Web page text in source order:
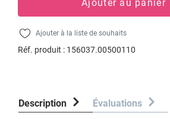
Ajouter au panier
Ajouter à la liste de souhaits
Réf. produit : 156037.00500110
Description Évaluations